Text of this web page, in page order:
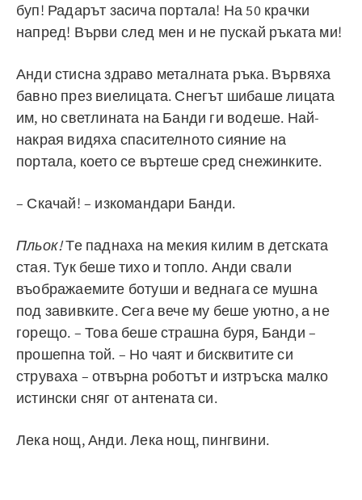
буп! Радарът засича портала! На 50 крачки
напред! Върви след мен и не пускай ръката ми!
Анди стисна здраво металната ръка. Вървяха
бавно през виелицата. Снегът шибаше лицата
им, но светлината на Банди ги водеше. Най-
накрая видяха спасителното сияние на
портала, което се въртеше сред снежинките.
– Скачай! – изкомандари Банди.
Пльок!Те паднаха на мекия килим в детската
стая. Тук беше тихо и топло. Анди свали
въображаемите ботуши и веднага се мушна
под завивките. Сега вече му беше уютно, а не
горещо. – Това беше страшна буря, Банди –
прошепна той. – Но чаят и бисквитите си
струваха – отвърна роботът и изтръска малко
истински сняг от антената си.
Лека нощ, Анди. Лека нощ, пингвини.